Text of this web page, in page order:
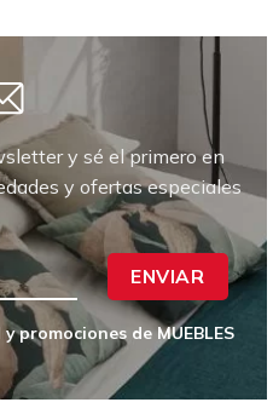
y sé el primero en
y ofertas especiales
promociones de MUEBLES
ENVIAR